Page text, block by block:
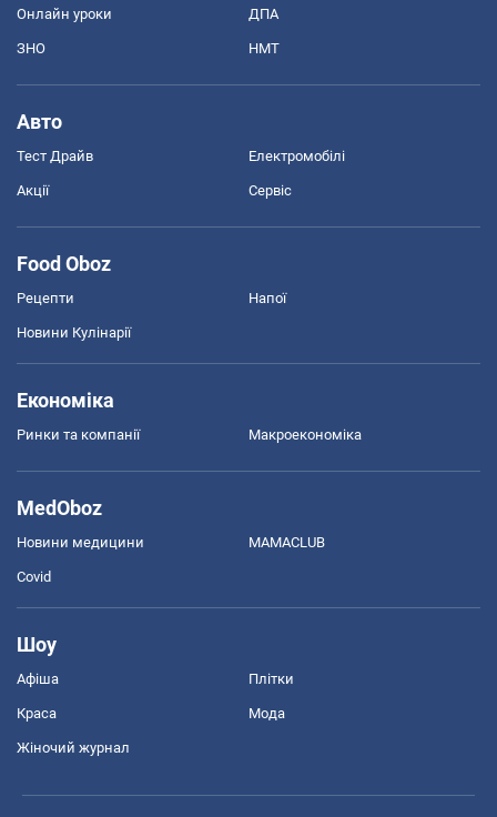
Онлайн уроки ДПА
ЗНО НМТ
Авто
Тест Драйв Електромобілі
Акції Сервіс
Food Oboz
Рецепти Напої
Новини Кулінарії
Економіка
Ринки та компанії Макроекономіка
MedOboz
Новини медицини MAMACLUB
Covid
Шоу
Афіша Плітки
Краса Мода
Жіночий журнал